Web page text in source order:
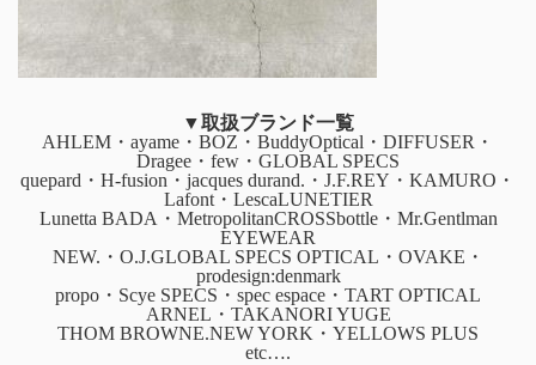
▼取扱ブランド一覧
AHLEM・ayame・BOZ・BuddyOptical・DIFFUSER・
Dragee・few・GLOBAL SPECS
quepard・H-fusion・jacques durand.・J.F.REY・KAMURO・
Lafont・LescaLUNETIER
Lunetta BADA・MetropolitanCROSSbottle・Mr.Gentlman
EYEWEAR
NEW.・O.J.GLOBAL SPECS OPTICAL・OVAKE・
prodesign:denmark
propo・Scye SPECS・spec espace・TART OPTICAL
ARNEL・TAKANORI YUGE
THOM BROWNE.NEW YORK・YELLOWS PLUS
etc….